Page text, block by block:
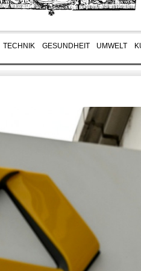
TECHNIK GESUNDHEIT UMWELT